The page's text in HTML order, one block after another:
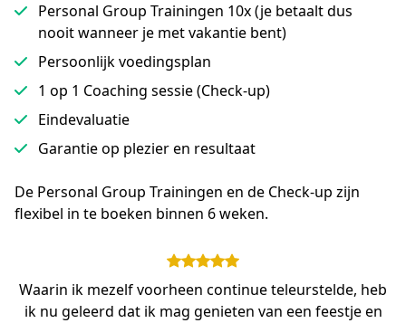
Personal Group Trainingen 10x (je betaalt dus
nooit wanneer je met vakantie bent)
Persoonlijk voedingsplan
1 op 1 Coaching sessie (Check-up)
Eindevaluatie
Garantie op plezier en resultaat
De Personal Group Trainingen en de Check-up zijn
flexibel in te boeken binnen 6 weken.
Waarin ik mezelf voorheen continue teleurstelde, heb
ik nu geleerd dat ik mag genieten van een feestje en